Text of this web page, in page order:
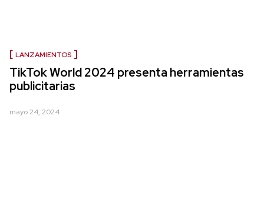
LANZAMIENTOS
TikTok World 2024 presenta herramientas
publicitarias
mayo 24, 2024